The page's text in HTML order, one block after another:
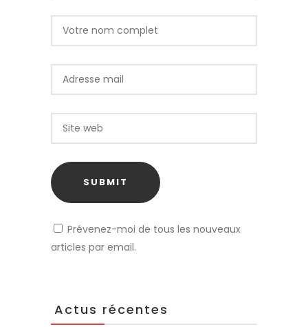
Prévenez-moi de tous les nouveaux
articles par email.
Actus récentes